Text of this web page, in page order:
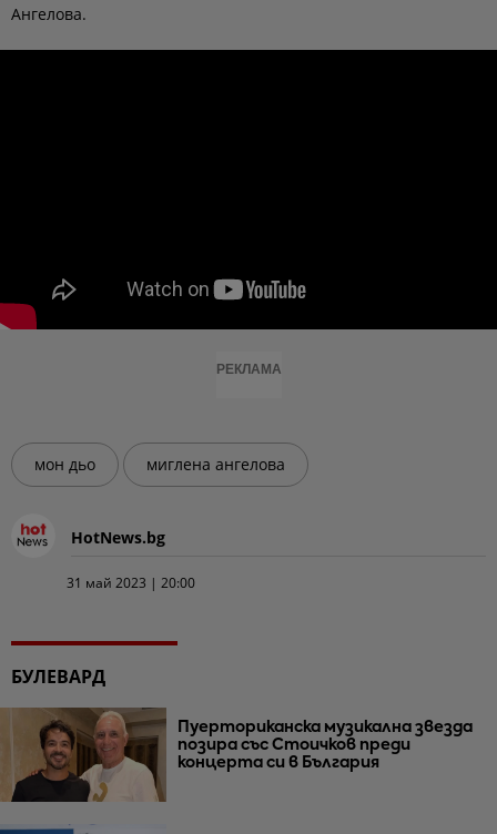
Ангелова.
РЕКЛАМА
мон дьо миглена ангелова
HotNews.bg
31 май 2023 | 20:00
БУЛЕВАРД
Пуерториканска музикална звезда
позира със Стоичков преди
концерта си в България